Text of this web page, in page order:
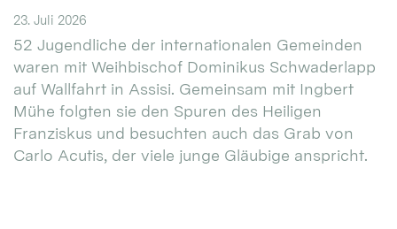
23. Juli 2026
52 Jugendliche der internationalen Gemeinden
waren mit Weihbischof Dominikus Schwaderlapp
auf Wallfahrt in Assisi. Gemeinsam mit Ingbert
Mühe folgten sie den Spuren des Heiligen
Franziskus und besuchten auch das Grab von
Carlo Acutis, der viele junge Gläubige anspricht.